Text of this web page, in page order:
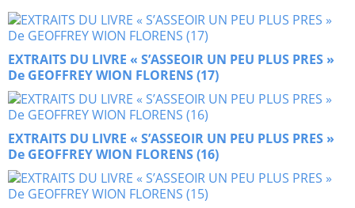
EXTRAITS DU LIVRE « S’ASSEOIR UN PEU PLUS PRES »
De GEOFFREY WION FLORENS (17)
EXTRAITS DU LIVRE « S’ASSEOIR UN PEU PLUS PRES »
De GEOFFREY WION FLORENS (16)